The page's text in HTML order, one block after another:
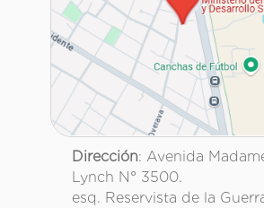
Dirección: Avenida
Lynch N° 3500.
esq. Reservista de la